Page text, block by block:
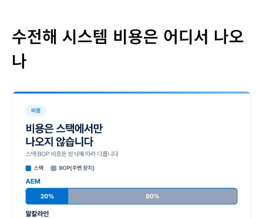
수전해 시스템 비용은 어디서 나오
나